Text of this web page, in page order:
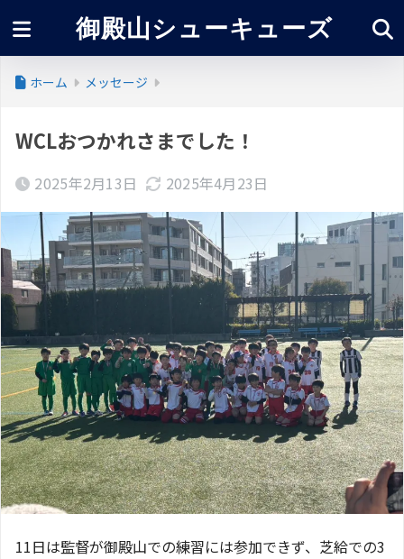
御殿山シューキューズ
ホーム メッセージ
WCLおつかれさまでした！
2025年2月13日 2025年4月23日
11日は監督が御殿山での練習には参加できず、芝給での3